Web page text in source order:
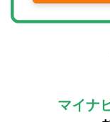
マイナ